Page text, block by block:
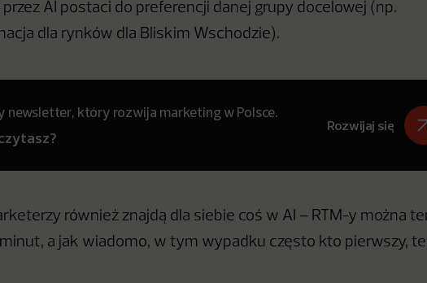
AI postaci do preferencji danej grupy docelowej (np.
dla rynków dla Bliskim Wschodzie).
newsletter, który rozwija marketing w Polsce.
Rozwijaj się
również znajdą dla siebie coś w AI – RTM-y można
a jak wiadomo, w tym wypadku często kto pierwszy,